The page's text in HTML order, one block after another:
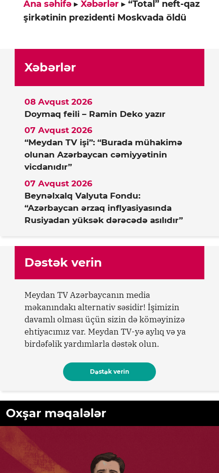
Ana səhifə ▸ Xəbərlər ▸ “Total” neft-qaz
şirkətinin prezidenti Moskvada öldü
Xəbərlər
Doymaq feili – Ramin Deko yazır
08 Avqust 2026
“Meydan TV işi”: “Burada mühakimə
olunan Azərbaycan cəmiyyətinin
vicdanıdır”
07 Avqust 2026
Beynəlxalq Valyuta Fondu:
“Azərbaycan ərzaq inflyasiyasında
Rusiyadan yüksək dərəcədə asılıdır”
07 Avqust 2026
Dəstək verin
Meydan TV Azərbaycanın media
məkanındakı alternativ səsidir! İşimizin
davamlı olması üçün sizin də köməyinizə
ehtiyacımız var. Meydan TV-yə aylıq və ya
birdəfəlik yardımlarla dəstək olun.
Dəstək verin
Oxşar məqalələr